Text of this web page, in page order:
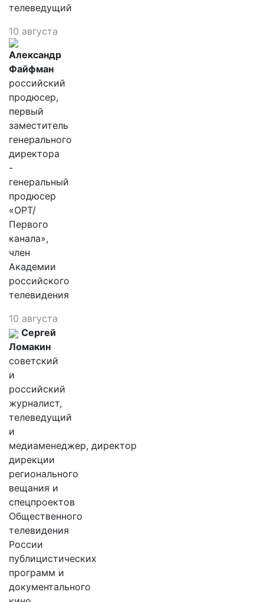
телеведущий
10 августа
Александр
Файфман
российский
продюсер,
первый
заместитель
генерального
директора
-
генеральный
продюсер
«ОРТ/
Первого
канала»,
член
Академии
российского
телевидения
10 августа
Сергей
Ломакин
советский
и
российский
журналист,
телеведущий
и
медиаменеджер, директор
дирекции
регионального
вещания и
спецпроектов
Общественного
телевидения
России
публицистических
программ и
документального